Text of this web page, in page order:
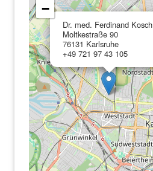
Dr. med. Ferdinand Kosch
Moltkestraße 90
76131 Karlsruhe
+49 721 97 43 105
−